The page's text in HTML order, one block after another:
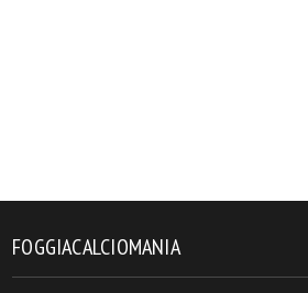
FOGGIACALCIOMANIA